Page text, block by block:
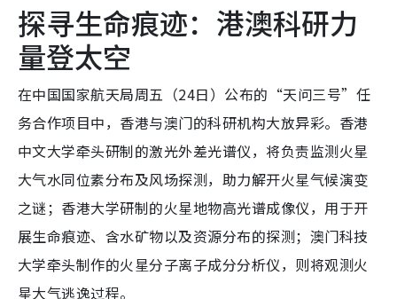
探寻生命痕迹：港澳科研力
量登太空
在中国国家航天局周五（24日）公布的“天问三号”任
务合作项目中，香港与澳门的科研机构大放异彩。香港
中文大学牵头研制的激光外差光谱仪，将负责监测火星
大气水同位素分布及风场探测，助力解开火星气候演变
之谜；香港大学研制的火星地物高光谱成像仪，用于开
展生命痕迹、含水矿物以及资源分布的探测；澳门科技
大学牵头制作的火星分子离子成分分析仪，则将观测火
星大气逃逸过程。